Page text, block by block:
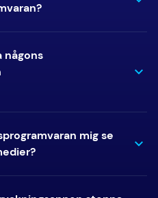
någons
mig se